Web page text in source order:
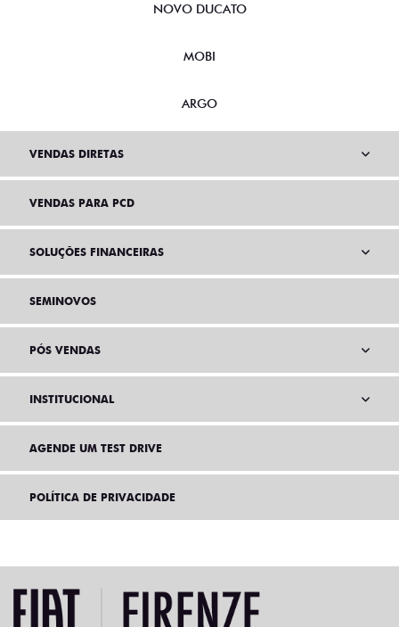
NOVO DUCATO
MOBI
ARGO
VENDAS DIRETAS
VENDAS PARA PCD
SOLUÇÕES FINANCEIRAS
SEMINOVOS
PÓS VENDAS
INSTITUCIONAL
AGENDE UM TEST DRIVE
POLÍTICA DE PRIVACIDADE